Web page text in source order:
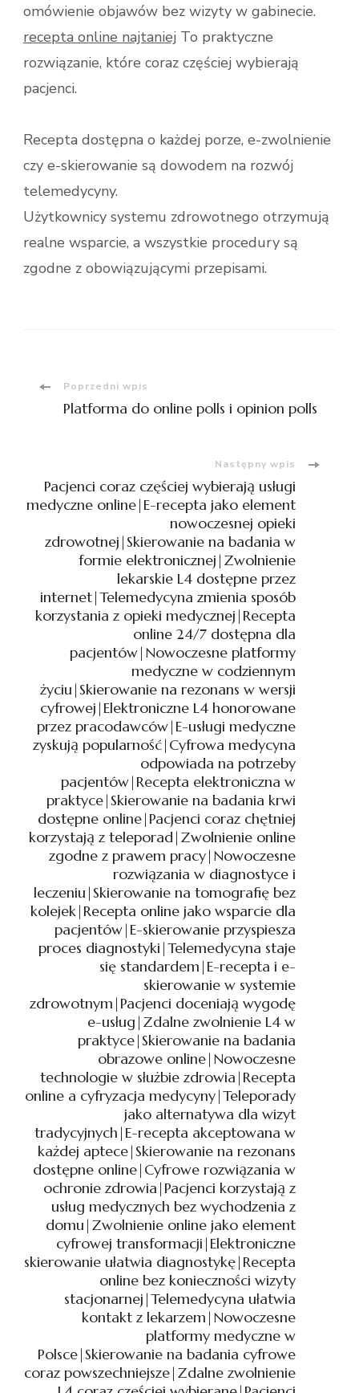
CYFRYZACJA
JAKO
ALTERNATYWA
AKCEPTOWANA
W
NA
DOSTĘPNE
ONLINE|CYFROWE
BEZ
DOMU|ZWOLNIENIE
ONLINE
JAKO
ELEMENT
CYFROWEJ
SKIEROWANIE
UŁATWIA
DIAGNOSTYKĘ|RECEPTA
ONLINE
BEZ
KONIECZNOŚCI
WIZYTY
UŁATWIA
KONTAKT
LEKARZEM|NOWOCZESNE
PLATFORMY
MEDYCZNE
W
POLSCE|SKIEROWANIE
NA
BADANIA
CYFROWE
CORAZ
ZWOLNIENIE
L4
CORAZ
CZĘŚCIEJ
WYBIERANE|PACJENCI
CENIĄ
WYGODĘ
RECEPTY
ONLINE|ROZWÓJ
E-
USŁUG
MEDYCZNYCH
PRAKTYCE|E-
SKIEROWANIE
NA
BADANIA
DOSTĘPNE
DLA
PACJENTÓW|L4
ONLINE
JAKO
LEGALNY
ELEKTRONICZNA
W
CODZIENNYM
omówienie objawów bez wizyty w gabinecie.
recepta online najtaniej To praktyczne
rozwiązanie, które coraz częściej wybierają
pacjenci.
Recepta dostępna o każdej porze, e-zwolnienie
czy e-skierowanie są dowodem na rozwój
telemedycyny.
Użytkownicy systemu zdrowotnego otrzymują
realne wsparcie, a wszystkie procedury są
zgodne z obowiązującymi przepisami.
Nawigacja
Poprzedni wpis
Platforma do online polls i opinion polls
Następny wpis
Pacjenci coraz częściej wybierają usługi
medyczne online|E-recepta jako element
nowoczesnej opieki
zdrowotnej|Skierowanie na badania w
formie elektronicznej|Zwolnienie
lekarskie L4 dostępne przez
internet|Telemedycyna zmienia sposób
korzystania z opieki medycznej|Recepta
online 24/7 dostępna dla
pacjentów|Nowoczesne platformy
medyczne w codziennym
życiu|Skierowanie na rezonans w wersji
cyfrowej|Elektroniczne L4 honorowane
przez pracodawców|E-usługi medyczne
zyskują popularność|Cyfrowa medycyna
odpowiada na potrzeby
pacjentów|Recepta elektroniczna w
praktyce|Skierowanie na badania krwi
dostępne online|Pacjenci coraz chętniej
korzystają z teleporad|Zwolnienie online
zgodne z prawem pracy|Nowoczesne
rozwiązania w diagnostyce i
leczeniu|Skierowanie na tomografię bez
kolejek|Recepta online jako wsparcie dla
pacjentów|E-skierowanie przyspiesza
proces diagnostyki|Telemedycyna staje
się standardem|E-recepta i e-
skierowanie w systemie
zdrowotnym|Pacjenci doceniają wygodę
e-usług|Zdalne zwolnienie L4 w
praktyce|Skierowanie na badania
obrazowe online|Nowoczesne
technologie w służbie zdrowia|Recepta
online a cyfryzacja medycyny|Teleporady
jako alternatywa dla wizyt
tradycyjnych|E-recepta akceptowana w
każdej aptece|Skierowanie na rezonans
dostępne online|Cyfrowe rozwiązania w
ochronie zdrowia|Pacjenci korzystają z
usług medycznych bez wychodzenia z
domu|Zwolnienie online jako element
cyfrowej transformacji|Elektroniczne
skierowanie ułatwia diagnostykę|Recepta
online bez konieczności wizyty
stacjonarnej|Telemedycyna ułatwia
kontakt z lekarzem|Nowoczesne
platformy medyczne w
Polsce|Skierowanie na badania cyfrowe
coraz powszechniejsze|Zdalne zwolnienie